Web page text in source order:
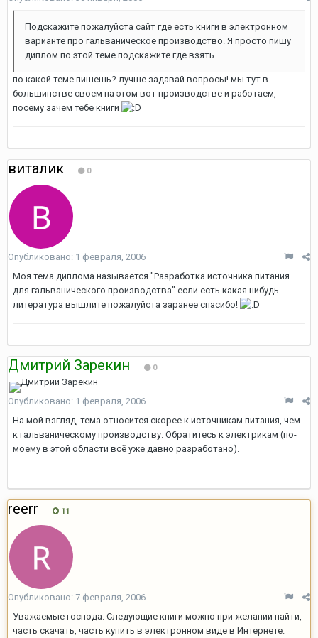
Подскажите пожалуйста сайт где есть книги в электронном
варианте про гальваническое производство. Я просто пишу
диплом по этой теме подскажите где взять.
по какой теме пишешь? лучше задавай вопросы! мы тут в
большинстве своем на этом вот производстве и работаем,
посему зачем тебе книги
виталик 0
Опубликовано: 1 февраля, 2006
Моя тема диплома называется "Разработка источника питания
для гальванического производства" если есть какая нибудь
литература вышлите пожалуйста заранее спасибо!
Дмитрий Зарекин 0
Опубликовано: 1 февраля, 2006
На мой взгляд, тема относится скорее к источникам питания, чем
к гальваническому производству. Обратитесь к электрикам (по-
моему в этой области всё уже давно разработано).
reerr 11
Опубликовано: 7 февраля, 2006
Уважаемые господа. Следующие книги можно при желании найти,
часть скачать, часть купить в электронном виде в Интернете.